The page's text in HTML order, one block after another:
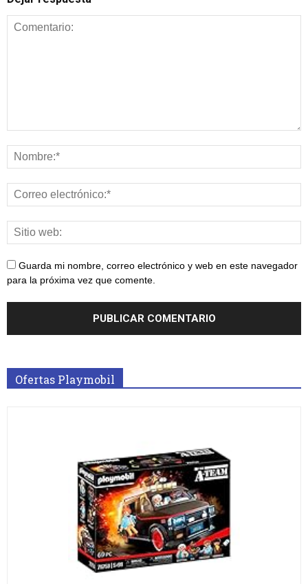
Guarda mi nombre, correo electrónico y web en este navegador
para la próxima vez que comente.
Ofertas Playmobil